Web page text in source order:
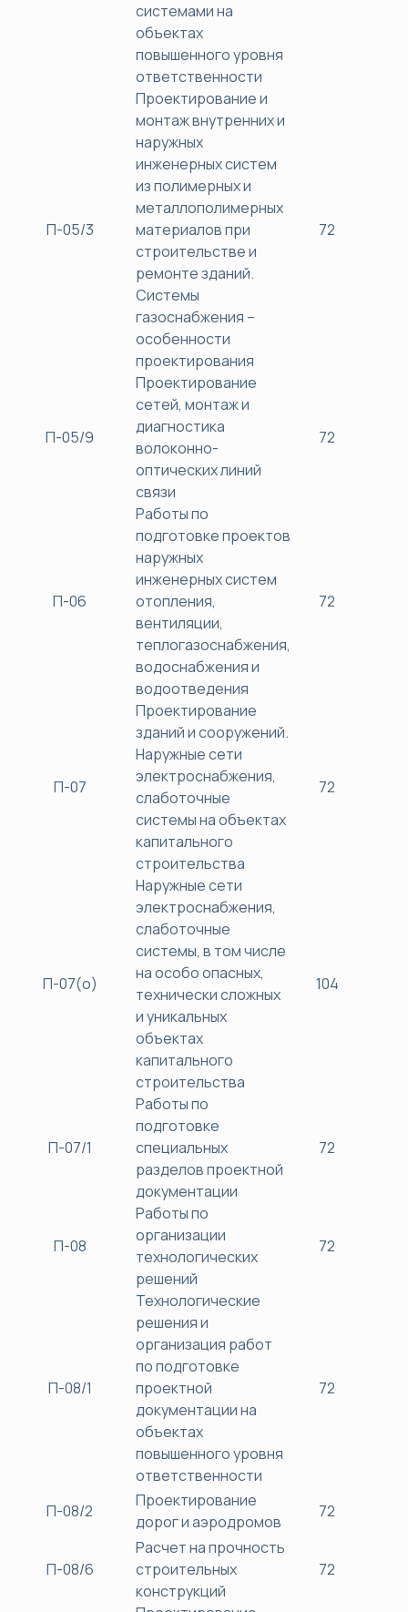
системами на
объектах
повышенного уровня
ответственности
П-05/3
Проектирование и
монтаж внутренних и
наружных
инженерных систем
из полимерных и
металлополимерных
материалов при
строительстве и
ремонте зданий.
Системы
газоснабжения –
особенности
проектирования
72
П-05/9
Проектирование
сетей, монтаж и
диагностика
волоконно-
оптических линий
связи
72
П-06
Работы по
подготовке проектов
наружных
инженерных систем
отопления,
вентиляции,
теплогазоснабжения,
водоснабжения и
водоотведения
72
П-07
Проектирование
зданий и сооружений.
Наружные сети
электроснабжения,
слаботочные
системы на объектах
капитального
строительства
72
П-07(о)
Наружные сети
электроснабжения,
слаботочные
системы, в том числе
на особо опасных,
технически сложных
и уникальных
объектах
капитального
строительства
104
П-07/1
Работы по
подготовке
специальных
разделов проектной
документации
72
П-08
Работы по
организации
технологических
решений
72
П-08/1
Технологические
решения и
организация работ
по подготовке
проектной
документации на
объектах
повышенного уровня
ответственности
72
П-08/2
Проектирование
дорог и аэродромов
72
П-08/6
Расчет на прочность
строительных
конструкций
72